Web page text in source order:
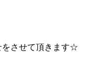
をさせて頂きます☆